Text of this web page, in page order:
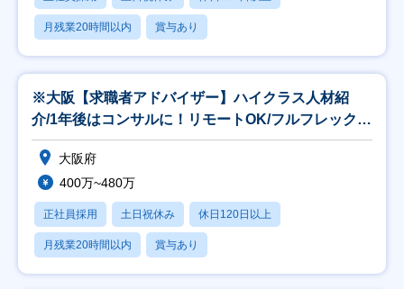
月残業20時間以内 賞与あり
※大阪【求職者アドバイザー】ハイクラス人材紹
介/1年後はコンサルに！リモートOK/フルフレックス
◎
大阪府
400万~480万
正社員採用 土日祝休み 休日120日以上
月残業20時間以内 賞与あり